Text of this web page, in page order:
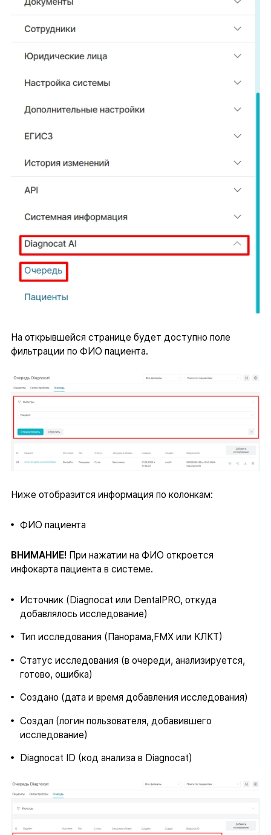
На открывшейся странице будет доступно поле
фильтрации по ФИО пациента.
Ниже отобразится информация по колонкам:
ФИО пациента
ВНИМАНИЕ! При нажатии на ФИО откроется
инфокарта пациента в системе.
Источник (Diagnocat или DentalPRO, откуда
добавлялось исследование)
Тип исследования (Панорама,FMX или КЛКТ)
Статус исследования (в очереди, анализируется,
готово, ошибка)
Создано (дата и время добавления исследования)
Создал (логин пользователя, добавившего
исследование)
Diagnocat ID (код анализа в Diagnocat)